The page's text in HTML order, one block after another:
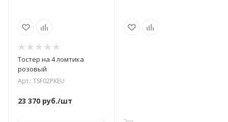
Тостер на 4 ломтика
розовый
Арт.: TSF02PKEU
23 370 руб./шт